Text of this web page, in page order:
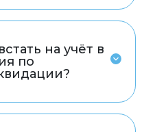
на учёт в
по